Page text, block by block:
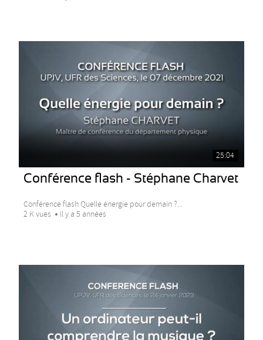
25:04
Conférence flash - Stéphane Charvet
Conférence flash Quelle énergie pour demain ?...
2 K vues
Il y a 5 années